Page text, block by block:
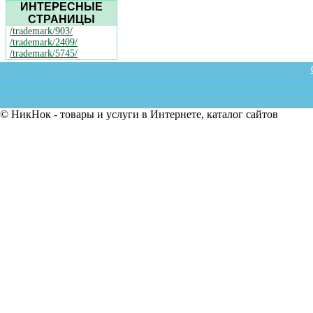
ИНТЕРЕСНЫЕ
СТРАНИЦЫ
/trademark/903/
/trademark/2409/
/trademark/5745/
© НикНок - товары и услуги в Интернете, каталог сайтов